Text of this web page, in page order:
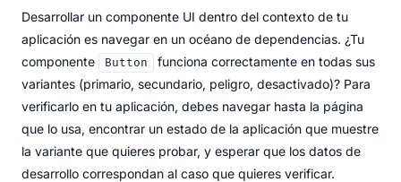
Desarrollar un componente UI dentro del contexto de tu
aplicación es navegar en un océano de dependencias. ¿Tu
componente
Button
funciona correctamente en todas sus
variantes (primario, secundario, peligro, desactivado)? Para
verificarlo en tu aplicación, debes navegar hasta la página
que lo usa, encontrar un estado de la aplicación que muestre
la variante que quieres probar, y esperar que los datos de
desarrollo correspondan al caso que quieres verificar.